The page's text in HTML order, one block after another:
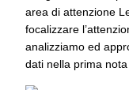
area di attenzione
focalizzare
analizziamo ed
dati nella prima